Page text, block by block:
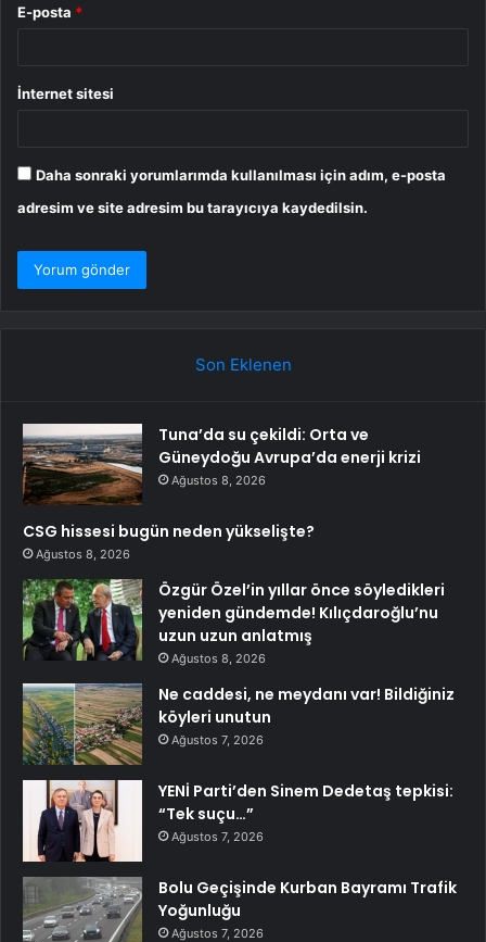
E-posta *
İnternet sitesi
Daha sonraki yorumlarımda kullanılması için adım, e-posta
adresim ve site adresim bu tarayıcıya kaydedilsin.
Son Eklenen
Tuna’da su çekildi: Orta ve
Güneydoğu Avrupa’da enerji krizi
Ağustos 8, 2026
CSG hissesi bugün neden yükselişte?
Ağustos 8, 2026
Özgür Özel’in yıllar önce söyledikleri
yeniden gündemde! Kılıçdaroğlu’nu
uzun uzun anlatmış
Ağustos 8, 2026
Ne caddesi, ne meydanı var! Bildiğiniz
köyleri unutun
Ağustos 7, 2026
YENİ Parti’den Sinem Dedetaş tepkisi:
“Tek suçu…”
Ağustos 7, 2026
Bolu Geçişinde Kurban Bayramı Trafik
Yoğunluğu
Ağustos 7, 2026